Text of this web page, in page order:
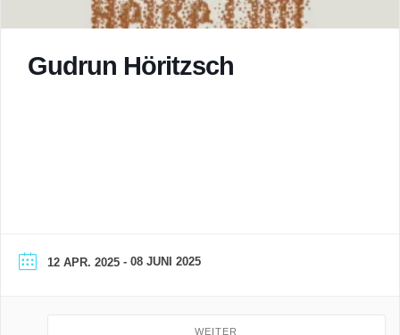
Gudrun Höritzsch
12 APR. 2025 - 08 JUNI 2025
WEITER